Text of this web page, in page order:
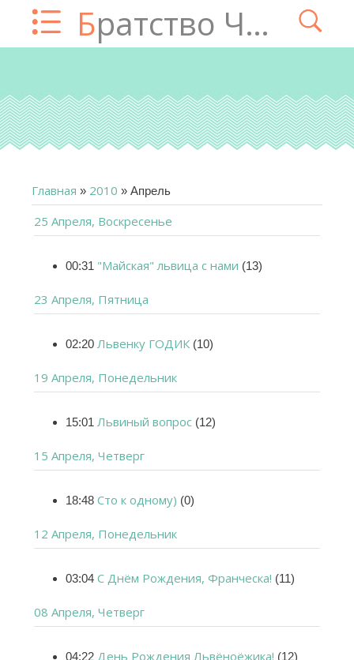
Братство Чатца
Главная » 2010 » Апрель
25 Апреля, Воскресенье
00:31 "Майская" львица с нами (13)
23 Апреля, Пятница
02:20 Львенку ГОДИК (10)
19 Апреля, Понедельник
15:01 Львиный вопрос (12)
15 Апреля, Четверг
18:48 Сто к одному) (0)
12 Апреля, Понедельник
03:04 С Днём Рождения, Франческа! (11)
08 Апреля, Четверг
04:22 День Рождения Львёноёжика! (12)